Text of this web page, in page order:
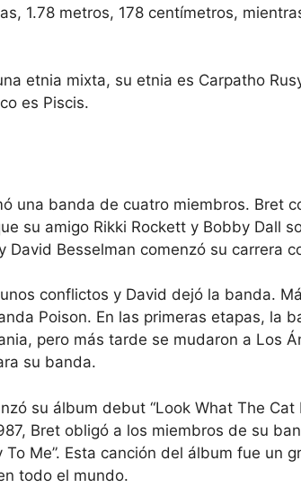
1.78 metros, 178 centímetros,
etnia mixta, su etnia es Carpatho
es Piscis.
una banda de cuatro miembros. Bret
su amigo Rikki Rockett y Bobby Dall
David Besselman comenzó su carrera
conflictos y David dejó la banda.
Poison. En las primeras etapas, la
pero más tarde se mudaron a Los
su banda.
su álbum debut “Look What The Cat
Bret obligó a los miembros de su
To Me”. Esta canción del álbum fue un
todo el mundo.